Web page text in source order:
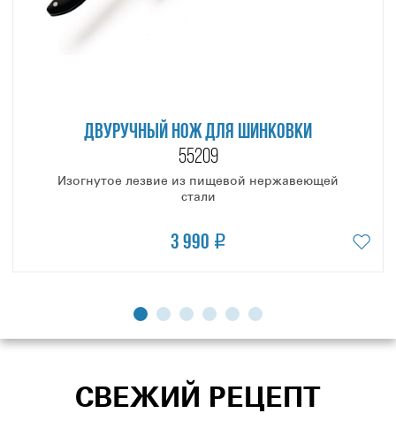
ДВУРУЧНЫЙ НОЖ ДЛЯ ШИНКОВКИ
55209
Изогнутое лезвие из пищевой нержавеющей
стали
3 990
СВЕЖИЙ РЕЦЕПТ